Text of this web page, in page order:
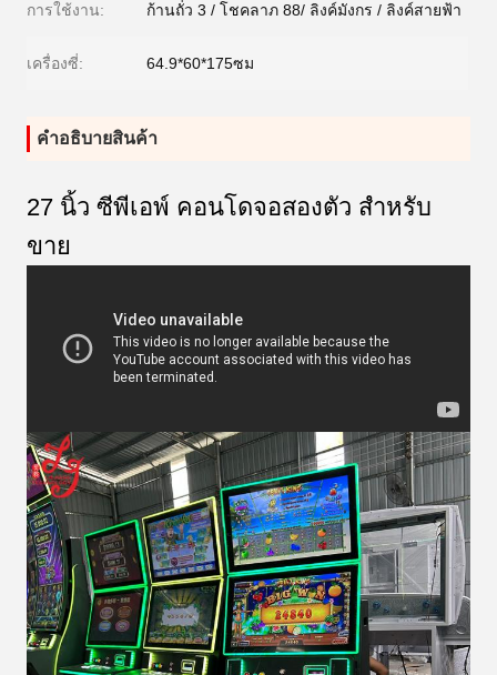
การใช้งาน: ก้านถั่ว 3 / โชคลาภ 88/ ลิงค์มังกร / ลิงค์สายฟ้า
เครื่องซี่: 64.9*60*175ซม
คําอธิบายสินค้า
27 นิ้ว ซีพีเอพ์ คอนโดจอสองตัว สําหรับ
ขาย